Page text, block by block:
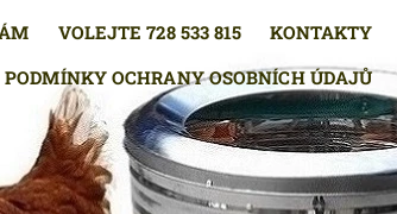
VOLEJTE 728 533 815
KONTAKTY
PODMÍNKY OCHRANY OSOBNÍCH ÚDAJŮ